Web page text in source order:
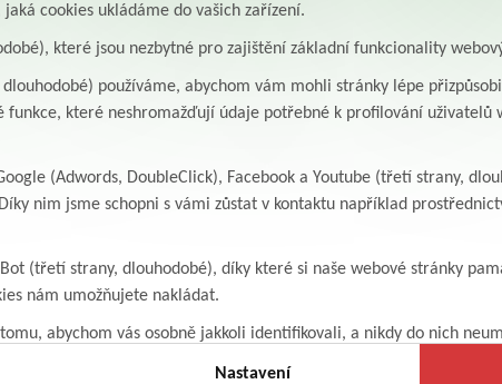
cookies ukládáme do vašich zařízení.
které jsou nezbytné pro zajištění základní funkcionality
používáme, abychom vám mohli stránky lépe
funkce, které neshromažďují údaje potřebné k profilování uživatelů
(Adwords, DoubleClick), Facebook a Youtube (třetí strany,
nim jsme schopni s vámi zůstat v kontaktu například
(třetí strany, dlouhodobé), díky které si naše webové stránky
nám umožňujete nakládat.
abychom vás osobně jakkoli identifikovali, a nikdy do nich
Nastavení